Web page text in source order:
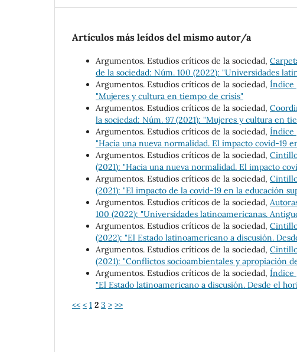
Artículos más leídos del mismo autor/a
Argumentos. Estudios críticos de la sociedad,
de la sociedad: Núm. 100 (2022): "Universidades
Argumentos. Estudios críticos de la sociedad, Índice
"Mujeres y cultura en tiempo de crisis"
Argumentos. Estudios críticos de la sociedad,
la sociedad: Núm. 97 (2021): "Mujeres y cultura en
Argumentos. Estudios críticos de la sociedad, Índice
"Hacia una nueva normalidad. El impacto covid-19
Argumentos. Estudios críticos de la sociedad,
(2021): "Hacia una nueva normalidad. El impacto
Argumentos. Estudios críticos de la sociedad,
(2021): "El impacto de la covid-19 en la educación
Argumentos. Estudios críticos de la sociedad,
100 (2022): "Universidades latinoamericanas.
Argumentos. Estudios críticos de la sociedad,
(2022): "El Estado latinoamericano a discusión.
Argumentos. Estudios críticos de la sociedad,
(2021): "Conflictos socioambientales y apropiación
Argumentos. Estudios críticos de la sociedad, Índice
"El Estado latinoamericano a discusión. Desde el
<< < 1 2 3 > >>